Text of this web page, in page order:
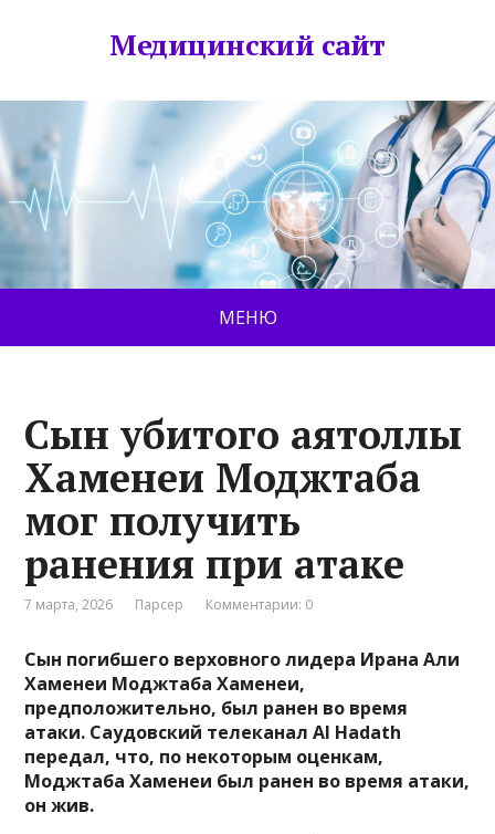
Медицинский сайт
МЕНЮ
Сын убитого аятоллы
Хаменеи Моджтаба
мог получить
ранения при атаке
7 марта, 2026 Парсер Комментарии: 0
Сын погибшего верховного лидера Ирана Али
Хаменеи Моджтаба Хаменеи,
предположительно, был ранен во время
атаки. Саудовский телеканал Al Hadath
передал, что, по некоторым оценкам,
Моджтаба Хаменеи был ранен во время атаки,
он жив.